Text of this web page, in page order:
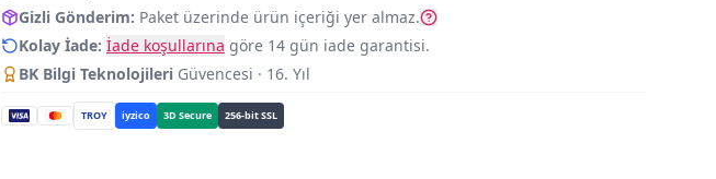
Gizli Gönderim: Paket üzerinde ürün içeriği yer almaz.
Kolay İade: İade koşullarına göre 14 gün iade garantisi.
BK Bilgi Teknolojileri Güvencesi · 16. Yıl
TROY iyzico 3D Secure 256-bit SSL